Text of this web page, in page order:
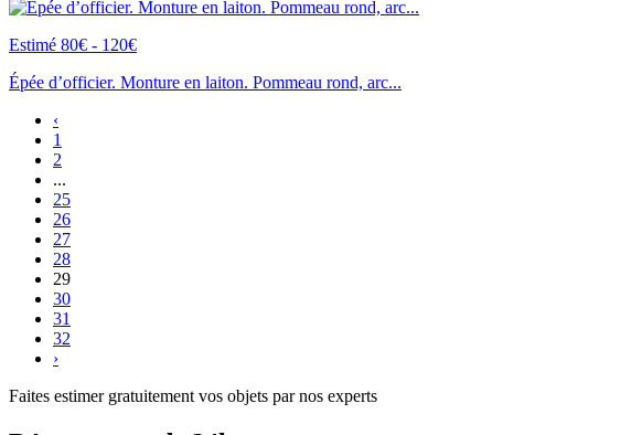
Estimé 80€ - 120€
Épée d’officier. Monture en laiton. Pommeau rond, arc...
‹
1
2
...
25
26
27
28
29
30
31
32
›
Faites estimer gratuitement vos objets par nos experts